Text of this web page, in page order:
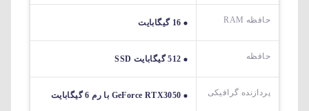
حافظه RAM 16 گیگابایت
حافظه 512 گیگابایت SSD
پردازنده گرافیکی GeForce RTX3050 با رم 6 گیگابایت